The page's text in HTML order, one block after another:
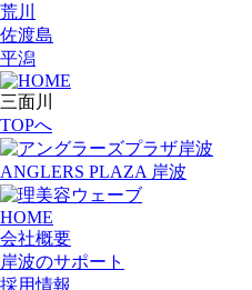
荒川
佐渡島
平潟
三面川
TOPへ
ANGLERS PLAZA 岸波
HOME
会社概要
岸波のサポート
採用情報